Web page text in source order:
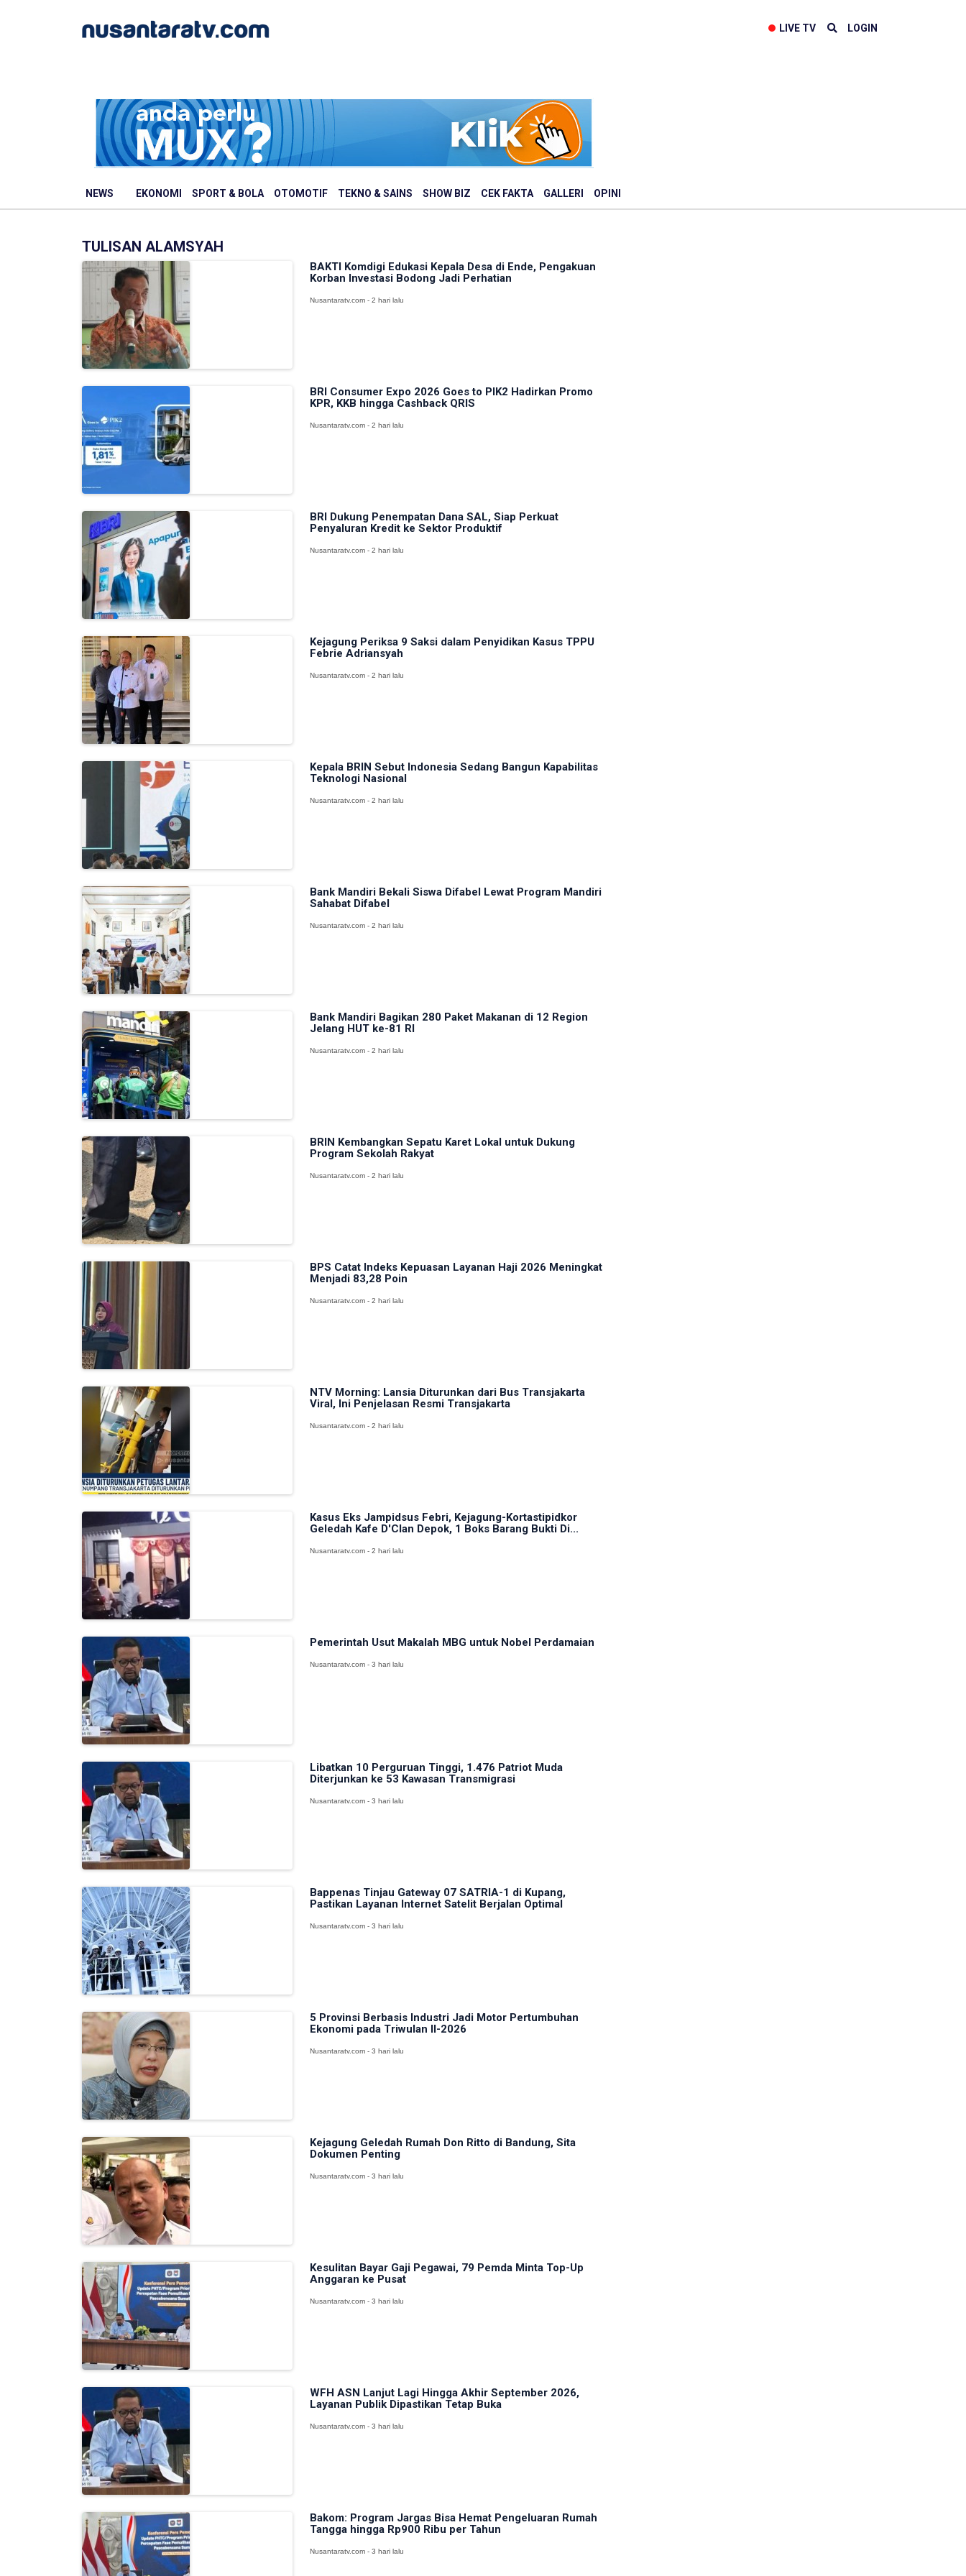
LIVE TV LOGIN
NEWS EKONOMI SPORT & BOLA OTOMOTIF TEKNO & SAINS SHOW BIZ CEK FAKTA GALLERI OPINI
TULISAN ALAMSYAH
BAKTI Komdigi Edukasi Kepala Desa di Ende, Pengakuan
Korban Investasi Bodong Jadi Perhatian
Nusantaratv.com - 2 hari lalu
BRI Consumer Expo 2026 Goes to PIK2 Hadirkan Promo
KPR, KKB hingga Cashback QRIS
Nusantaratv.com - 2 hari lalu
BRI Dukung Penempatan Dana SAL, Siap Perkuat
Penyaluran Kredit ke Sektor Produktif
Nusantaratv.com - 2 hari lalu
Kejagung Periksa 9 Saksi dalam Penyidikan Kasus TPPU
Febrie Adriansyah
Nusantaratv.com - 2 hari lalu
Kepala BRIN Sebut Indonesia Sedang Bangun Kapabilitas
Teknologi Nasional
Nusantaratv.com - 2 hari lalu
Bank Mandiri Bekali Siswa Difabel Lewat Program Mandiri
Sahabat Difabel
Nusantaratv.com - 2 hari lalu
Bank Mandiri Bagikan 280 Paket Makanan di 12 Region
Jelang HUT ke-81 RI
Nusantaratv.com - 2 hari lalu
BRIN Kembangkan Sepatu Karet Lokal untuk Dukung
Program Sekolah Rakyat
Nusantaratv.com - 2 hari lalu
BPS Catat Indeks Kepuasan Layanan Haji 2026 Meningkat
Menjadi 83,28 Poin
Nusantaratv.com - 2 hari lalu
NTV Morning: Lansia Diturunkan dari Bus Transjakarta
Viral, Ini Penjelasan Resmi Transjakarta
Nusantaratv.com - 2 hari lalu
Kasus Eks Jampidsus Febri, Kejagung-Kortastipidkor
Geledah Kafe D'Clan Depok, 1 Boks Barang Bukti Di...
Nusantaratv.com - 2 hari lalu
Pemerintah Usut Makalah MBG untuk Nobel Perdamaian
Nusantaratv.com - 3 hari lalu
Libatkan 10 Perguruan Tinggi, 1.476 Patriot Muda
Diterjunkan ke 53 Kawasan Transmigrasi
Nusantaratv.com - 3 hari lalu
Bappenas Tinjau Gateway 07 SATRIA-1 di Kupang,
Pastikan Layanan Internet Satelit Berjalan Optimal
Nusantaratv.com - 3 hari lalu
5 Provinsi Berbasis Industri Jadi Motor Pertumbuhan
Ekonomi pada Triwulan II-2026
Nusantaratv.com - 3 hari lalu
Kejagung Geledah Rumah Don Ritto di Bandung, Sita
Dokumen Penting
Nusantaratv.com - 3 hari lalu
Kesulitan Bayar Gaji Pegawai, 79 Pemda Minta Top-Up
Anggaran ke Pusat
Nusantaratv.com - 3 hari lalu
WFH ASN Lanjut Lagi Hingga Akhir September 2026,
Layanan Publik Dipastikan Tetap Buka
Nusantaratv.com - 3 hari lalu
Bakom: Program Jargas Bisa Hemat Pengeluaran Rumah
Tangga hingga Rp900 Ribu per Tahun
Nusantaratv.com - 3 hari lalu